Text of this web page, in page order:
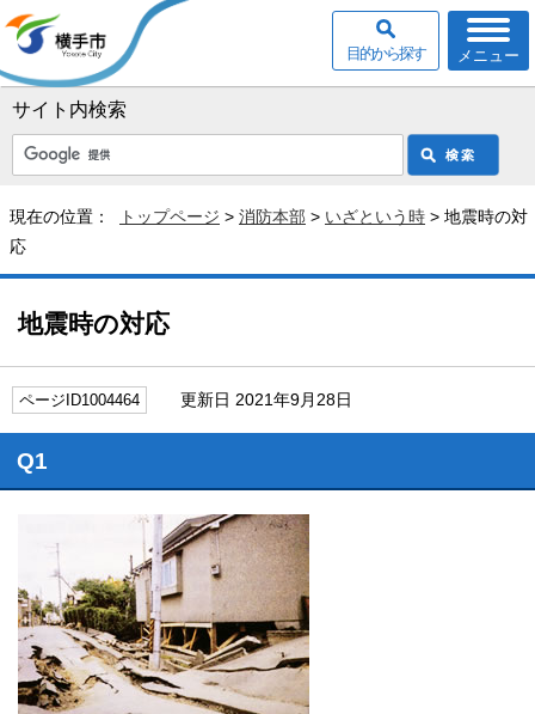
サイト内検索
メニュー
目的から探す
現在の位置： トップページ > 消防本部 > いざという時 > 地震時の対
応
地震時の対応
ページID1004464 更新日 2021年9月28日
Q1